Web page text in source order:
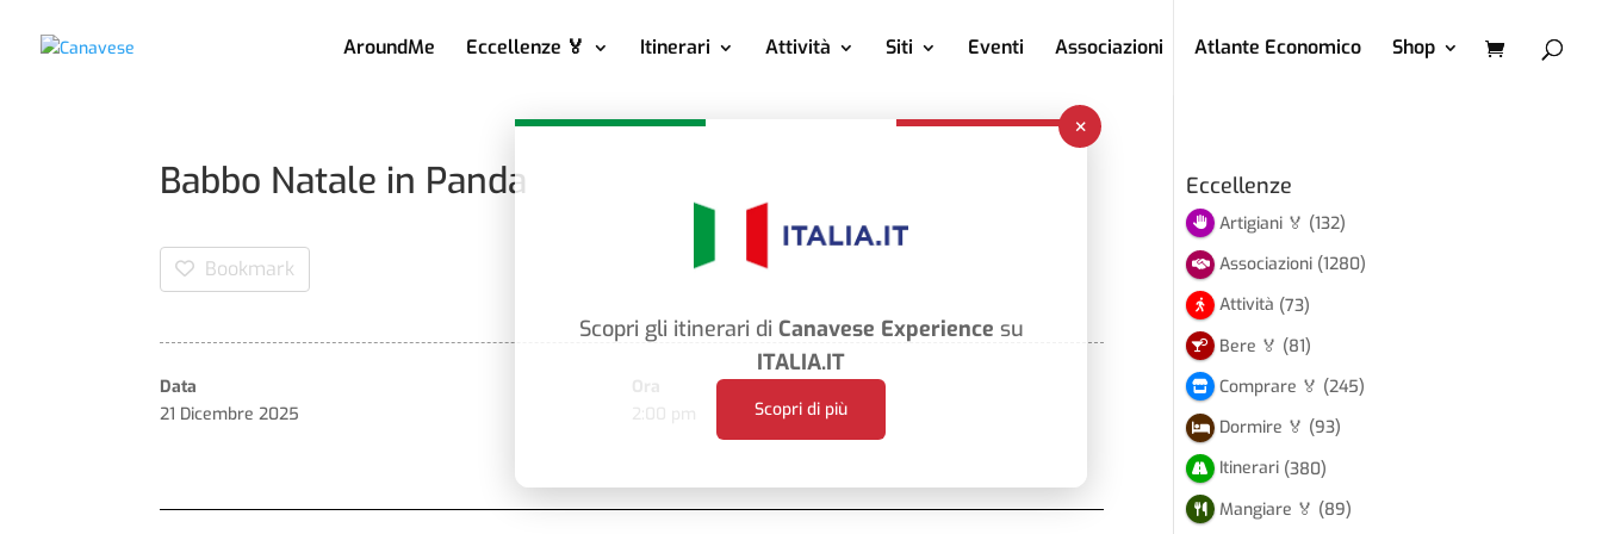
AroundMe Eccellenze 🏅 Itinerari Attività Siti Eventi Associazioni Atlante Economico Shop
Babbo Natale in Panda
Bookmark
Data
21 Dicembre 2025
Eccellenze
Artigiani 🏅 (132)
Associazioni (1280)
Attività (73)
Bere 🏅 (81)
Comprare 🏅 (245)
Dormire 🏅 (93)
Itinerari (380)
Mangiare 🏅 (89)
×
Scopri gli itinerari di Canavese Experience su
ITALIA.IT
Scopri di più